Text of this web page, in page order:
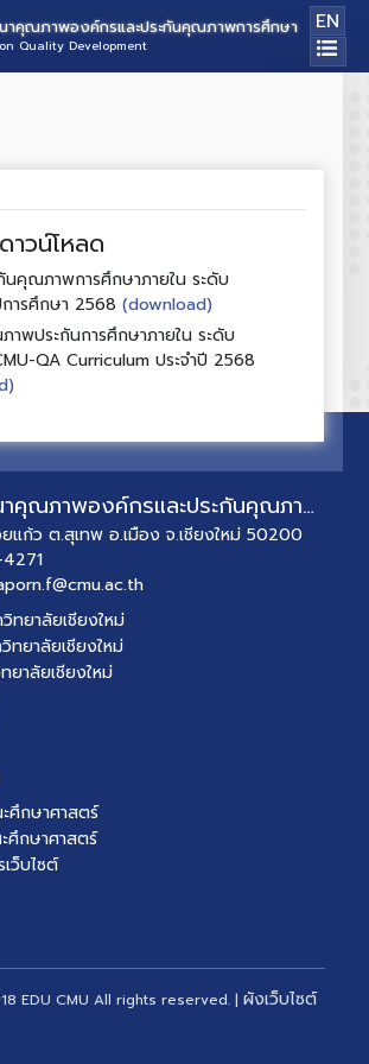
คุณภาพองค์กรและประกันคุณภาพการศึกษา
Quality Development
EN
าวน์โหลด
นคุณภาพการศึกษาภายใน ระดับ
ารศึกษา 2568 (download)
พประกันการศึกษาภายใน ระดับ
QA Curriculum ประจำปี 2568
หน่วยพัฒนาคุณภาพองค์กรและประกันคุณภาพการศึกษา
แก้ว ต.สุเทพ อ.เมือง จ.เชียงใหม่ 50200
ทยาลัยเชียงใหม่
ทยาลัยเชียงใหม่
าลัยเชียงใหม่
ศึกษาศาสตร์
ศึกษาศาสตร์
ว็บไซต์
EDU CMU All rights reserved. | ผังเว็บไซต์